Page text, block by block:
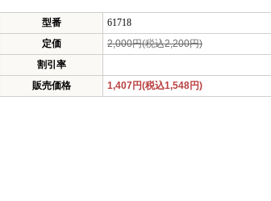
型番
61718
定価
2,000円(税込2,200円)
割引率
販売価格
1,407円(税込1,548円)